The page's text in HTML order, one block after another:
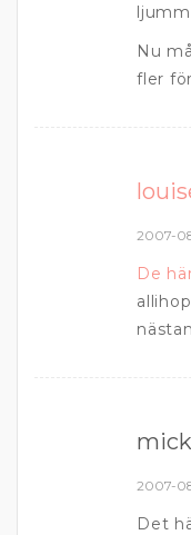
Nu
fler
2007-
De
2007-
Det